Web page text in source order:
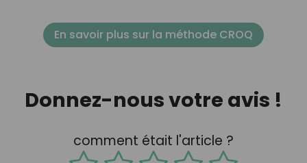
En savoir plus sur la méthode CROQ
Donnez-nous votre avis !
comment était l'article ?